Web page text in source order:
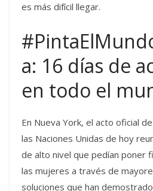
es más difícil llegar.
a: 16 días de
en todo el
En Nueva York, el acto oficial
las Naciones Unidas de hoy
de alto nivel que pedían poner
las mujeres a través de
soluciones que han